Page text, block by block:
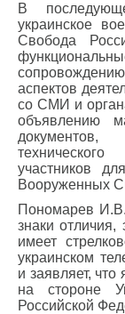
В
украинское
Свобода
аспектов
со СМИ и
объявлению
участников
Вооруженных
Пономарев
знаки
имеет
украинском
и заявляет,
на стороне
Российской